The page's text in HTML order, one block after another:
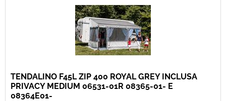
TENDALINO F45L ZIP 400 ROYAL GREY INCLUSA
PRIVACY MEDIUM 06531-01R 08365-01- E
08364E01-